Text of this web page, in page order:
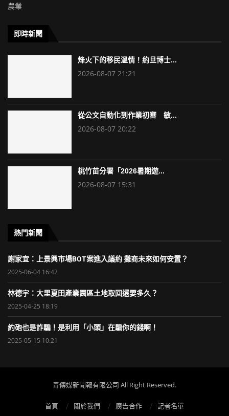
農業
即時新聞
烽火下的移民溫情！約旦博士...
2026-08-07 21:21
從公文自動化到作業初審 敏...
2026-08-07 20:22
桃竹苗分署「2026暑期遊...
2026-08-07 15:31
熱門新聞
謝家宜：上景興市場BOT案進入議約 攤商未來如何安置？
2025-06-04 16:42
林德宇：大里夏田產業園區土地取回還要多久？
2025-04-25 18:19
約砲也是詐騙！是利用「小頭」在騙你的錢啊！
2025-05-15 10:21
青傳媒新聞報有限公司 All Right Reserved.
首頁 關於我們 廣告合作 記者名單